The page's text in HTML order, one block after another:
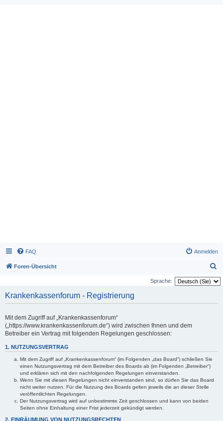
FAQ Anmelden
Foren-Übersicht
u
Sprache:
Krankenkassenforum - Registrierung
Mit dem Zugriff auf „Krankenkassenforum“
(„https://www.krankenkassenforum.de“) wird zwischen Ihnen und dem
Betreiber ein Vertrag mit folgenden Regelungen geschlossen:
1. NUTZUNGSVERTRAG
Mit dem Zugriff auf „Krankenkassenforum“ (im Folgenden „das Board“) schließen Sie
einen Nutzungsvertrag mit dem Betreiber des Boards ab (im Folgenden „Betreiber“)
und erklären sich mit den nachfolgenden Regelungen einverstanden.
Wenn Sie mit diesen Regelungen nicht einverstanden sind, so dürfen Sie das Board
nicht weiter nutzen. Für die Nutzung des Boards gelten jeweils die an dieser Stelle
veröffentlichten Regelungen.
Der Nutzungsvertrag wird auf unbestimmte Zeit geschlossen und kann von beiden
Seiten ohne Einhaltung einer Frist jederzeit gekündigt werden.
2. EINRÄUMUNG VON NUTZUNGSRECHTEN